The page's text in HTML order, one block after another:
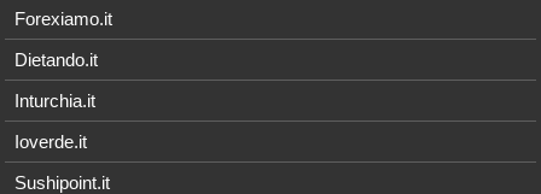
Forexiamo.it
Dietando.it
Inturchia.it
Ioverde.it
Sushipoint.it